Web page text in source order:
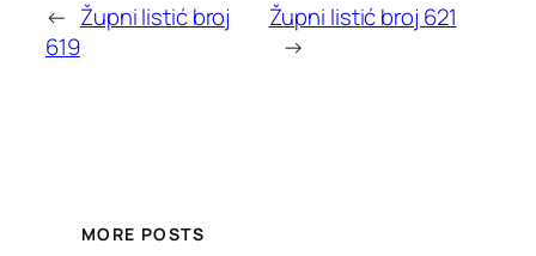
← Župni listić broj
619
Župni listić broj 621
→
MORE POSTS